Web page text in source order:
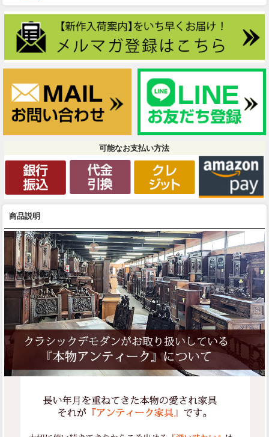
可能なお支払い方法
商品説明